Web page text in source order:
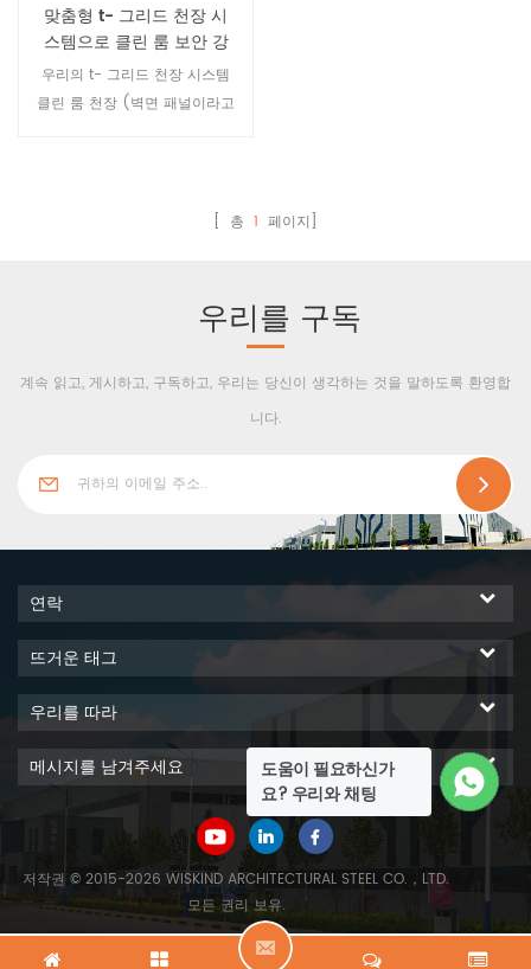
맞춤형 t- 그리드 천장 시
스템으로 클린 룸 보안 강
화
우리의 t- 그리드 천장 시스템
클린 룸 천장 (벽면 패널이라고
용됩니다. 클린 룸 벽면 패널은
다. 벌집 종이, 종이 벌집 등
[ 총 1 페이지]
우리를 구독
계속 읽고, 게시하고, 구독하고, 우리는 당신이 생각하는 것을 말하도록 환영합
니다.
도움이 필요하신가
요? 우리와 채팅
연락
뜨거운 태그
우리를 따라
메시지를 남겨주세요
저작권 © 2015-2026 WISKIND ARCHITECTURAL STEEL CO.，LTD.
모든 권리 보유.